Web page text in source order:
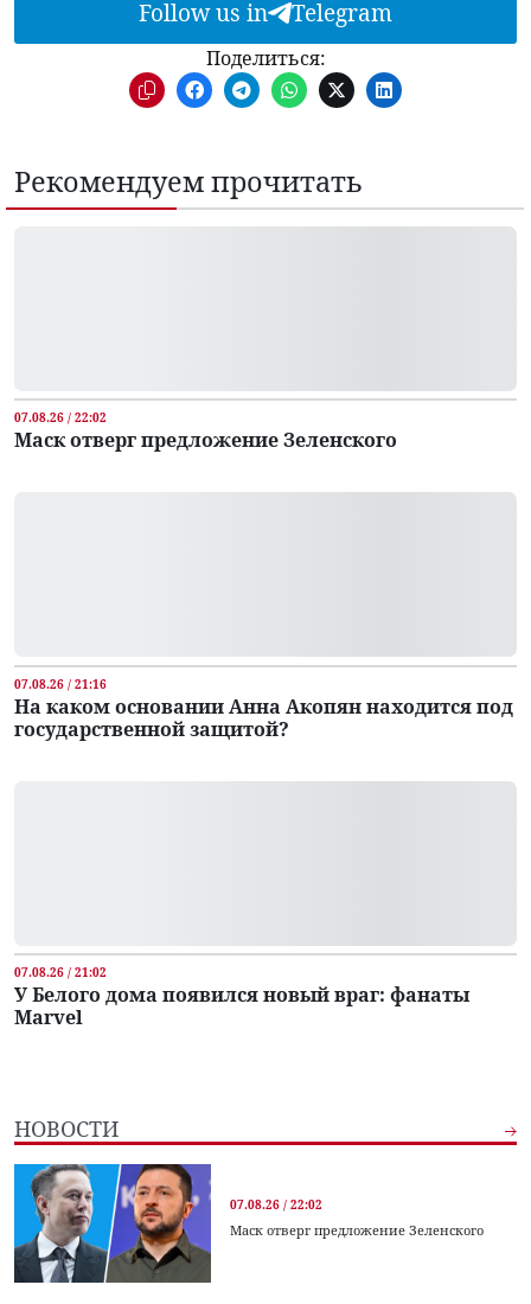
Follow us in Telegram
Поделиться:
Рекомендуем прочитать
07.08.26 / 22:02
Маск отверг предложение Зеленского
07.08.26 / 21:16
На каком основании Анна Акопян находится под
государственной защитой?
07.08.26 / 21:02
У Белого дома появился новый враг: фанаты
Marvel
НОВОСТИ
07.08.26 / 22:02
Маск отверг предложение Зеленского